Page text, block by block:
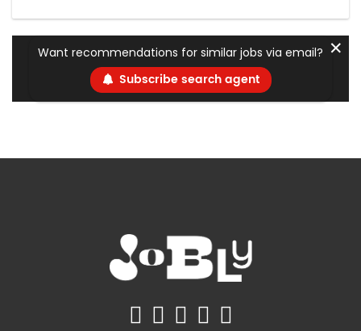
Want recommendations for similar jobs via email?
Subscribe search agent
✕